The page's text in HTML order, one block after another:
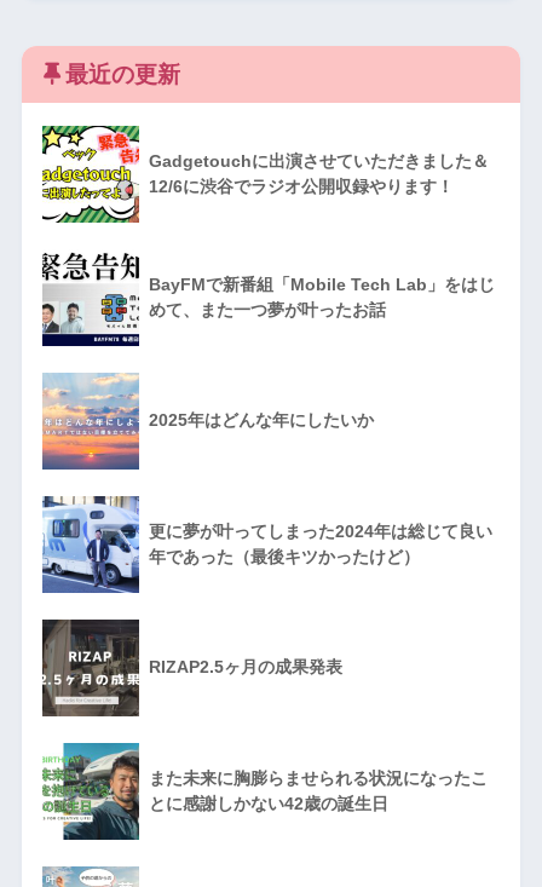
最近の更新
Gadgetouchに出演させていただきました＆
12/6に渋谷でラジオ公開収録やります！
BayFMで新番組「Mobile Tech Lab」をはじ
めて、また一つ夢が叶ったお話
2025年はどんな年にしたいか
更に夢が叶ってしまった2024年は総じて良い
年であった（最後キツかったけど）
RIZAP2.5ヶ月の成果発表
また未来に胸膨らませられる状況になったこ
とに感謝しかない42歳の誕生日